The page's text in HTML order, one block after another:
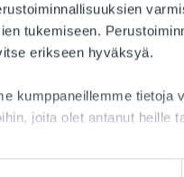
tukemiseen.
erikseen hyväksyä.
kumppaneillemme
joita olet antanut heille